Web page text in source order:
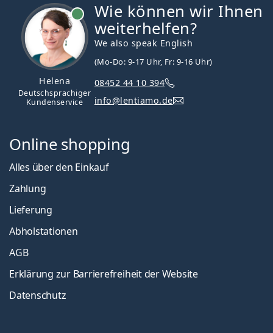
Helena
Deutschsprachiger
Kundenservice
Wie können wir Ihnen
weiterhelfen?
We also speak English
(Mo-Do: 9-17 Uhr, Fr: 9-16 Uhr)
08452 44 10 394
info@lentiamo.de
Online shopping
Alles über den Einkauf
Zahlung
Lieferung
Abholstationen
AGB
Erklärung zur Barrierefreiheit der Website
Datenschutz